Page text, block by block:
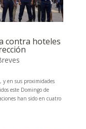
contra hoteles
y en sus proximidades
este Domingo de
han sido en cuatro